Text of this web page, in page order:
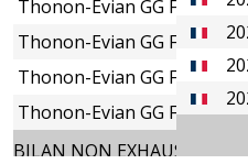
Thonon-Evian GG FC
Thonon-Evian GG FC
Thonon-Evian GG FC
Thonon-Evian GG FC
BILAN NON EXHAUSTIF